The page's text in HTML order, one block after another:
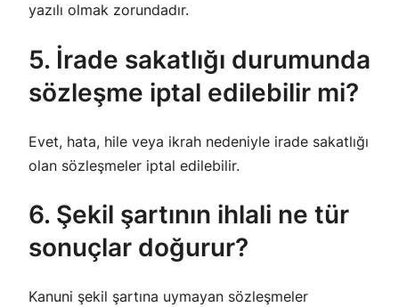
yazılı olmak zorundadır.
5. İrade sakatlığı durumunda
sözleşme iptal edilebilir mi?
Evet, hata, hile veya ikrah nedeniyle irade sakatlığı
olan sözleşmeler iptal edilebilir.
6. Şekil şartının ihlali ne tür
sonuçlar doğurur?
Kanuni şekil şartına uymayan sözleşmeler